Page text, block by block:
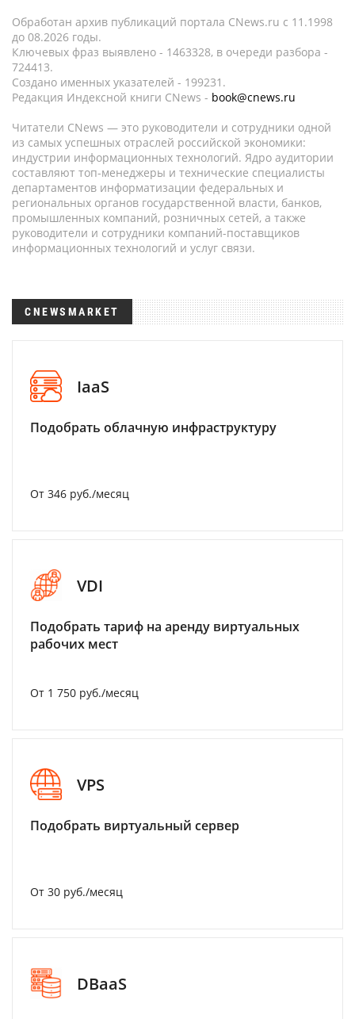
Обработан архив публикаций портала CNews.ru c 11.1998
до 08.2026 годы.
Ключевых фраз выявлено - 1463328, в очереди разбора -
724413.
Создано именных указателей - 199231.
Редакция Индексной книги CNews - book@cnews.ru
Читатели CNews — это руководители и сотрудники одной
из самых успешных отраслей российской экономики:
индустрии информационных технологий. Ядро аудитории
составляют топ-менеджеры и технические специалисты
департаментов информатизации федеральных и
региональных органов государственной власти, банков,
промышленных компаний, розничных сетей, а также
руководители и сотрудники компаний-поставщиков
информационных технологий и услуг связи.
CNEWSMARKET
IaaS
Подобрать облачную инфраструктуру
От 346 руб./месяц
VDI
Подобрать тариф на аренду виртуальных
рабочих мест
От 1 750 руб./месяц
VPS
Подобрать виртуальный сервер
От 30 руб./месяц
DBaaS